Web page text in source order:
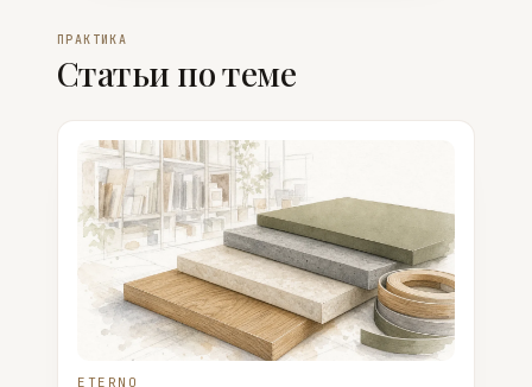
ПРАКТИКА
Статьи по теме
ETERNO